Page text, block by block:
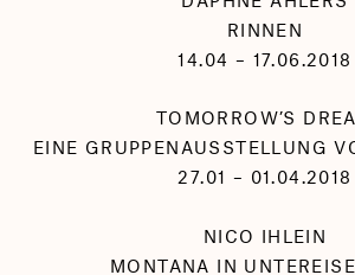
RINNEN
14.04 – 17.06.2018
TOMORROW’S
EINE GRUPPENAUSSTELLUNG
27.01 – 01.04.2018
NICO IHLEIN
MONTANA IN